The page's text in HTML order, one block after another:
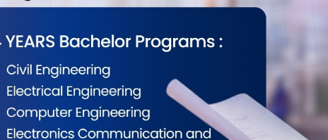
पनि राडीपाखी बुन्ने परम्परा हराउँदै गएकोमा चिन्ता छ । उहाँले
कसरी बचाउन सकिन्छ र ?, अहिलेका युवायुवतीले यसप्रति चासो
यो बुन्ने, हाम्रो हात बस्यो भने त गाउँमा राडीपाखी बुन्ने कोही हुन्न,
छौँ ।”
पर्ने जनाउँदै भेडापालक पनि घट्दै गएको उहाँको भनाइ छ ।
बागलुङको ठाउँठाउँमा मेला लाग्ने गरेको भन्दै अहिले तिमेलासमेत